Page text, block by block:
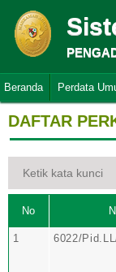
Beranda Perdata
DAFTAR
No
1 6022/